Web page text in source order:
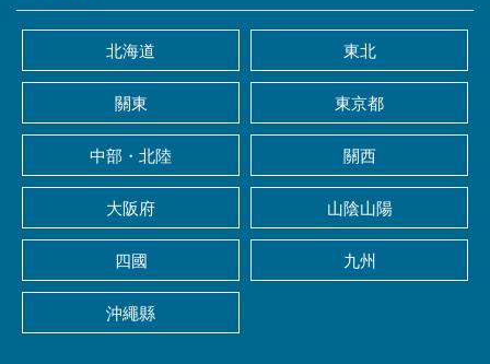
北海道 東北
關東 東京都
中部・北陸 關西
大阪府 山陰山陽
四國 九州
沖繩縣